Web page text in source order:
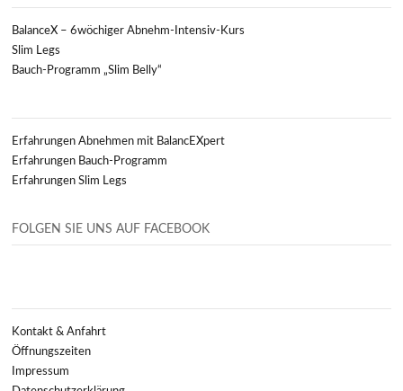
BalanceX – 6wöchiger Abnehm-Intensiv-Kurs
Slim Legs
Bauch-Programm „Slim Belly“
Erfahrungen Abnehmen mit BalancEXpert
Erfahrungen Bauch-Programm
Erfahrungen Slim Legs
FOLGEN SIE UNS AUF FACEBOOK
Kontakt & Anfahrt
Öffnungszeiten
Impressum